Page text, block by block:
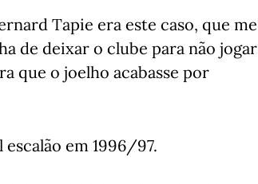
Tapie era este caso, que me
de deixar o clube para não jogar
que o joelho acabasse por
em 1996/97.